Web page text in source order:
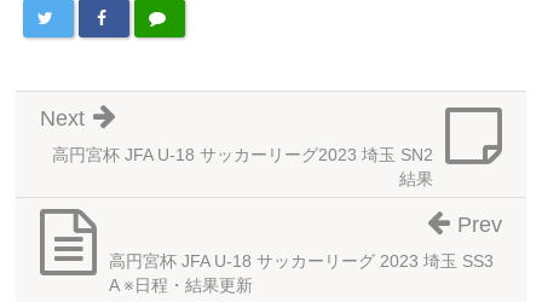
高円宮杯 JFA U-18 サッカーリーグ2023 埼玉 SN2
結果
Next
高円宮杯 JFA U-18 サッカーリーグ 2023 埼玉 SS3
A ※日程・結果更新
Prev